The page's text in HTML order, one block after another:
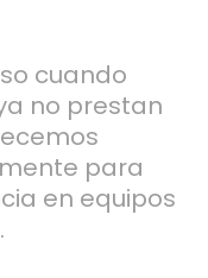
cuando
no prestan
para
en equipos